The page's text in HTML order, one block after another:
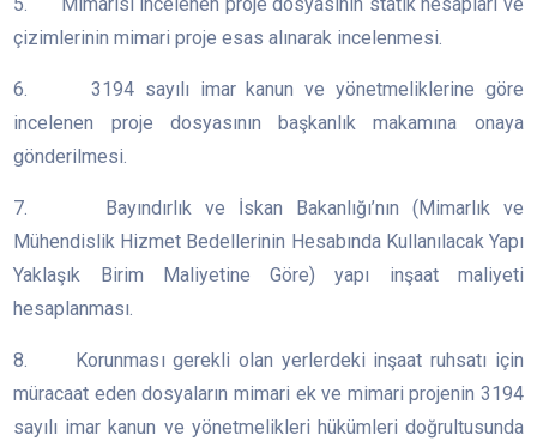
5. Mimarisi incelenen proje dosyasının statik hesapları ve
çizimlerinin mimari proje esas alınarak incelenmesi.
6. 3194 sayılı imar kanun ve yönetmeliklerine göre
incelenen proje dosyasının başkanlık makamına onaya
gönderilmesi.
7. Bayındırlık ve İskan Bakanlığı’nın (Mimarlık ve
Mühendislik Hizmet Bedellerinin Hesabında Kullanılacak Yapı
Yaklaşık Birim Maliyetine Göre) yapı inşaat maliyeti
hesaplanması.
8. Korunması gerekli olan yerlerdeki inşaat ruhsatı için
müracaat eden dosyaların mimari ek ve mimari projenin 3194
sayılı imar kanun ve yönetmelikleri hükümleri doğrultusunda